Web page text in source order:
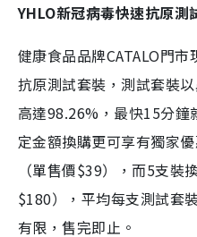
YHLO新冠病毒快速抗原測
健康食品品牌CATALO門
抗原測試套裝，測試套裝
高達98.26%，最快15分鐘
定金額換購更可享有獨家
（單售價$39），而5支
$180），平均每支測試套
有限，售完即止。